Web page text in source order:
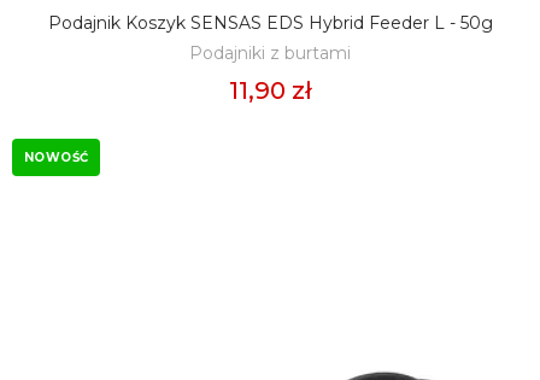
DODAJ DO KOSZYKA
Podajnik Koszyk SENSAS EDS Hybrid Feeder L - 50g
Podajniki z burtami
11,90 zł
NOWOŚĆ